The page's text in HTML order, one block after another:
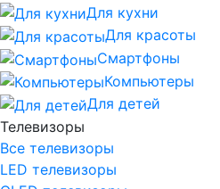
Для кухни
Для красоты
Смартфоны
Компьютеры
Для детей
Телевизоры
Все телевизоры
LED телевизоры